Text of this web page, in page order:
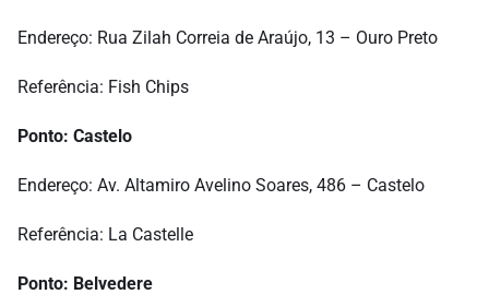
Endereço: Rua Zilah Correia de Araújo, 13 – Ouro Preto
Referência: Fish Chips
Ponto: Castelo
Endereço: Av. Altamiro Avelino Soares, 486 – Castelo
Referência: La Castelle
Ponto: Belvedere